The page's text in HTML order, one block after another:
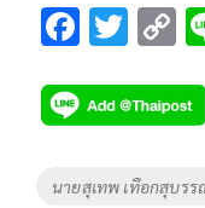
F
e
b
o
T
tt
er
C
p
y
Tags
นายสุเทพ เทือกสุบร